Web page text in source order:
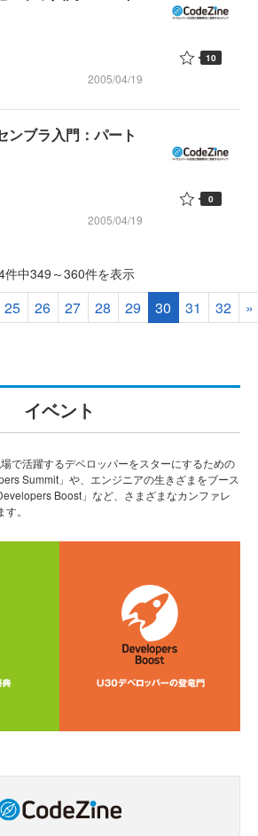
2005/04/19
10
ンブラ入門：パート
2005/04/19
0
件中349～360件を表示
25 26 27 28 29 30 31 32 »
イベント
で活躍するデベロッパーをスターにするための
Summit」や、エンジニアの生きざまをブース
Boost」など、さまざまなカンファレ
。